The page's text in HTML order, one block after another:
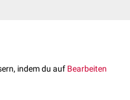
indem du auf Bearbeiten